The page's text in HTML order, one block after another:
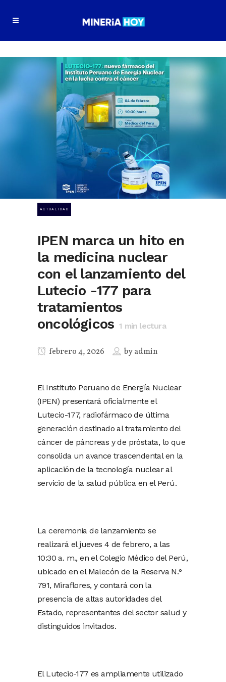
ACTUALIDAD
IPEN marca un hito en
la medicina nuclear
con el lanzamiento del
Lutecio -177 para
tratamientos
oncológicos 1 min lectura
febrero 4, 2026 byadmin
El Instituto Peruano de Energía Nuclear
(IPEN) presentará oficialmente el
Lutecio-177, radiofármaco de última
generación destinado al tratamiento del
cáncer de páncreas y de próstata, lo que
consolida un avance trascendental en la
aplicación de la tecnología nuclear al
servicio de la salud pública en el Perú.
La ceremonia de lanzamiento se
realizará el jueves 4 de febrero, a las
10:30 a. m., en el Colegio Médico del Perú,
ubicado en el Malecón de la Reserva N.°
791, Miraflores, y contará con la
presencia de altas autoridades del
Estado, representantes del sector salud y
distinguidos invitados.
El Lutecio-177 es ampliamente utilizado